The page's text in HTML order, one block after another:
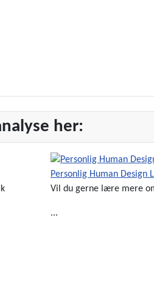
her:
Personlig Human Design
Vil du gerne lære mere
...